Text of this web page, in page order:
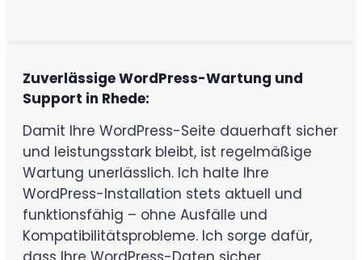
Zuverlässige WordPress-Wartung und
Support in Rhede:
Damit Ihre WordPress-Seite dauerhaft sicher
und leistungsstark bleibt, ist regelmäßige
Wartung unerlässlich. Ich halte Ihre
WordPress-Installation stets aktuell und
funktionsfähig – ohne Ausfälle und
Kompatibilitätsprobleme. Ich sorge dafür,